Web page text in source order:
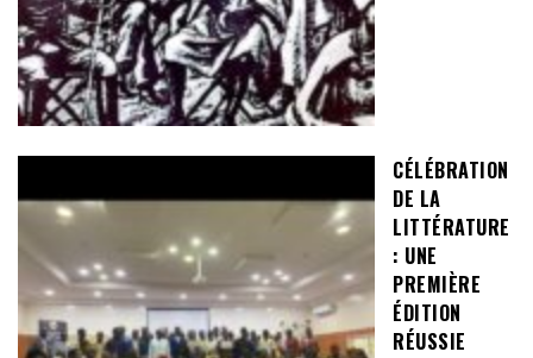
CÉLÉBRATION
DE LA
LITTÉRATURE
: UNE
PREMIÈRE
ÉDITION
RÉUSSIE